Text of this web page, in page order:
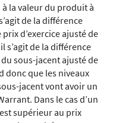
la valeur du produit à
de la différence
d’exercice ajusté de
s’agit de la différence
sous-jacent ajusté de
donc que les niveaux
jacent vont avoir un
Dans le cas d’un
supérieur au prix